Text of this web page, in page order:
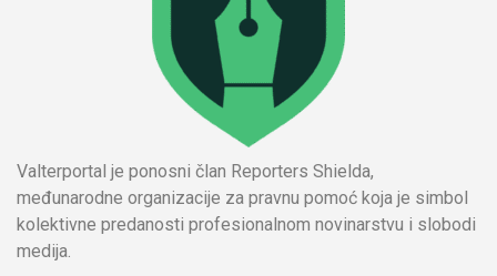
Valterportal je ponosni član Reporters Shielda,
međunarodne organizacije za pravnu pomoć koja je simbol
kolektivne predanosti profesionalnom novinarstvu i slobodi
medija.